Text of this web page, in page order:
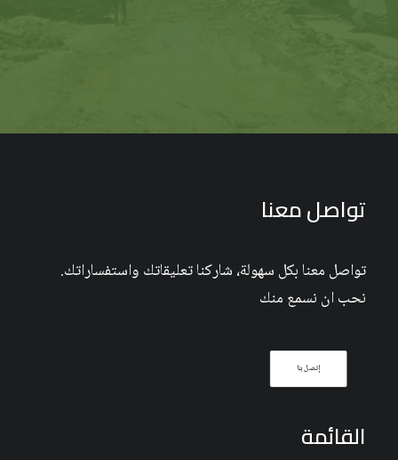
تواصل معنا
تواصل معنا بكل سهولة، شاركنا تعليقاتك واستفساراتك.
نحب ان نسمع منك
إتصل بنا
القائمة